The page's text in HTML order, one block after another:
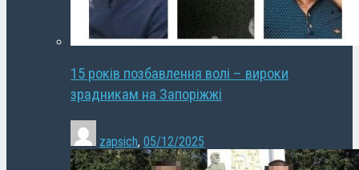
15 років позбавлення волі – вироки
зрадникам на Запоріжжі
zapsich, 05/12/2025